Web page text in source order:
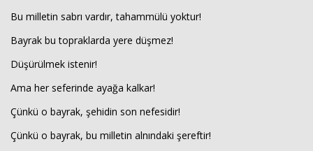
Bu milletin sabrı vardır, tahammülü yoktur!
Bayrak bu topraklarda yere düşmez!
Düşürülmek istenir!
Ama her seferinde ayağa kalkar!
Çünkü o bayrak, şehidin son nefesidir!
Çünkü o bayrak, bu milletin alnındaki şereftir!